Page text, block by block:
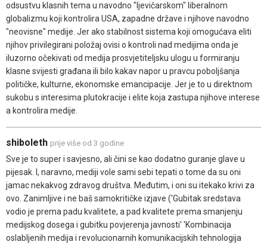
odsustvu klasnih tema u navodno "ljevičarskom" liberalnom
globalizmu koji kontrolira USA, zapadne države i njihove navodno
"neovisne" medije. Jer ako stabilnost sistema koji omogućava eliti
njihov privilegirani položaj ovisi o kontroli nad medijima onda je
iluzorno očekivati od medija prosvjetiteljsku ulogu u formiranju
klasne svijesti građana ili bilo kakav napor u pravcu poboljšanja
političke, kulturne, ekonomske emancipacije. Jer je to u direktnom
sukobu s interesima plutokracije i elite koja zastupa njihove interese
a kontrolira medije.
shiboleth prije više od 3 godine
Sve je to super i savjesno, ali čini se kao dodatno guranje glave u
pijesak. I, naravno, mediji vole sami sebi tepati o tome da su oni
jamac nekakvog zdravog društva. Međutim, i oni su itekako krivi za
ovo. Zanimljive i ne baš samokritičke izjave ('Gubitak sredstava
vodio je prema padu kvalitete, a pad kvalitete prema smanjenju
medijskog dosega i gubitku povjerenja javnosti' 'Kombinacija
oslabljenih medija i revolucionarnih komunikacijskih tehnologija